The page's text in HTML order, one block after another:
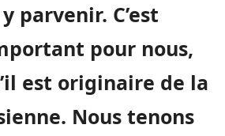
parvenir. C’est
pour nous,
est originaire de la
Nous tenons